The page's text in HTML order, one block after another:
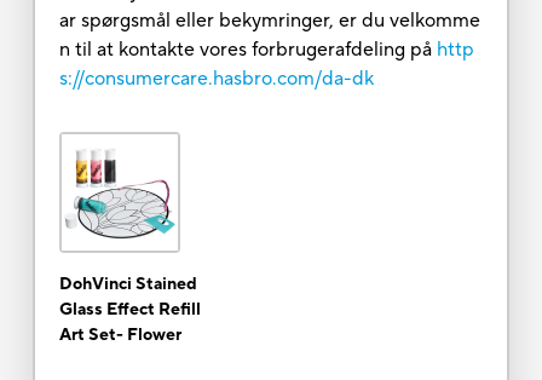
ar spørgsmål eller bekymringer, er du velkomme
n til at kontakte vores forbrugerafdeling på http
s://consumercare.hasbro.com/da-dk
DohVinci Stained
Glass Effect Refill
Art Set- Flower